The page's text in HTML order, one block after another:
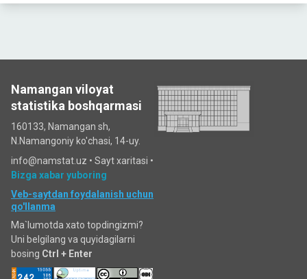
Namangan viloyat
statistika boshqarmasi
160133, Namangan sh,
N.Namangoniy ko'chasi, 14-uy.
info@namstat.uz • Sayt xaritasi •
Bizga xabar yuboring
Veb-saytdan foydalanish uchun
qo'llanma
Ma`lumotda xato topdingizmi?
Uni belgilang va quyidagilarni
bosing Ctrl + Enter